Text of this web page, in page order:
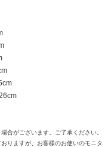
合がございます。ご了承ください。
りますが、お客様のお使いのモニタ